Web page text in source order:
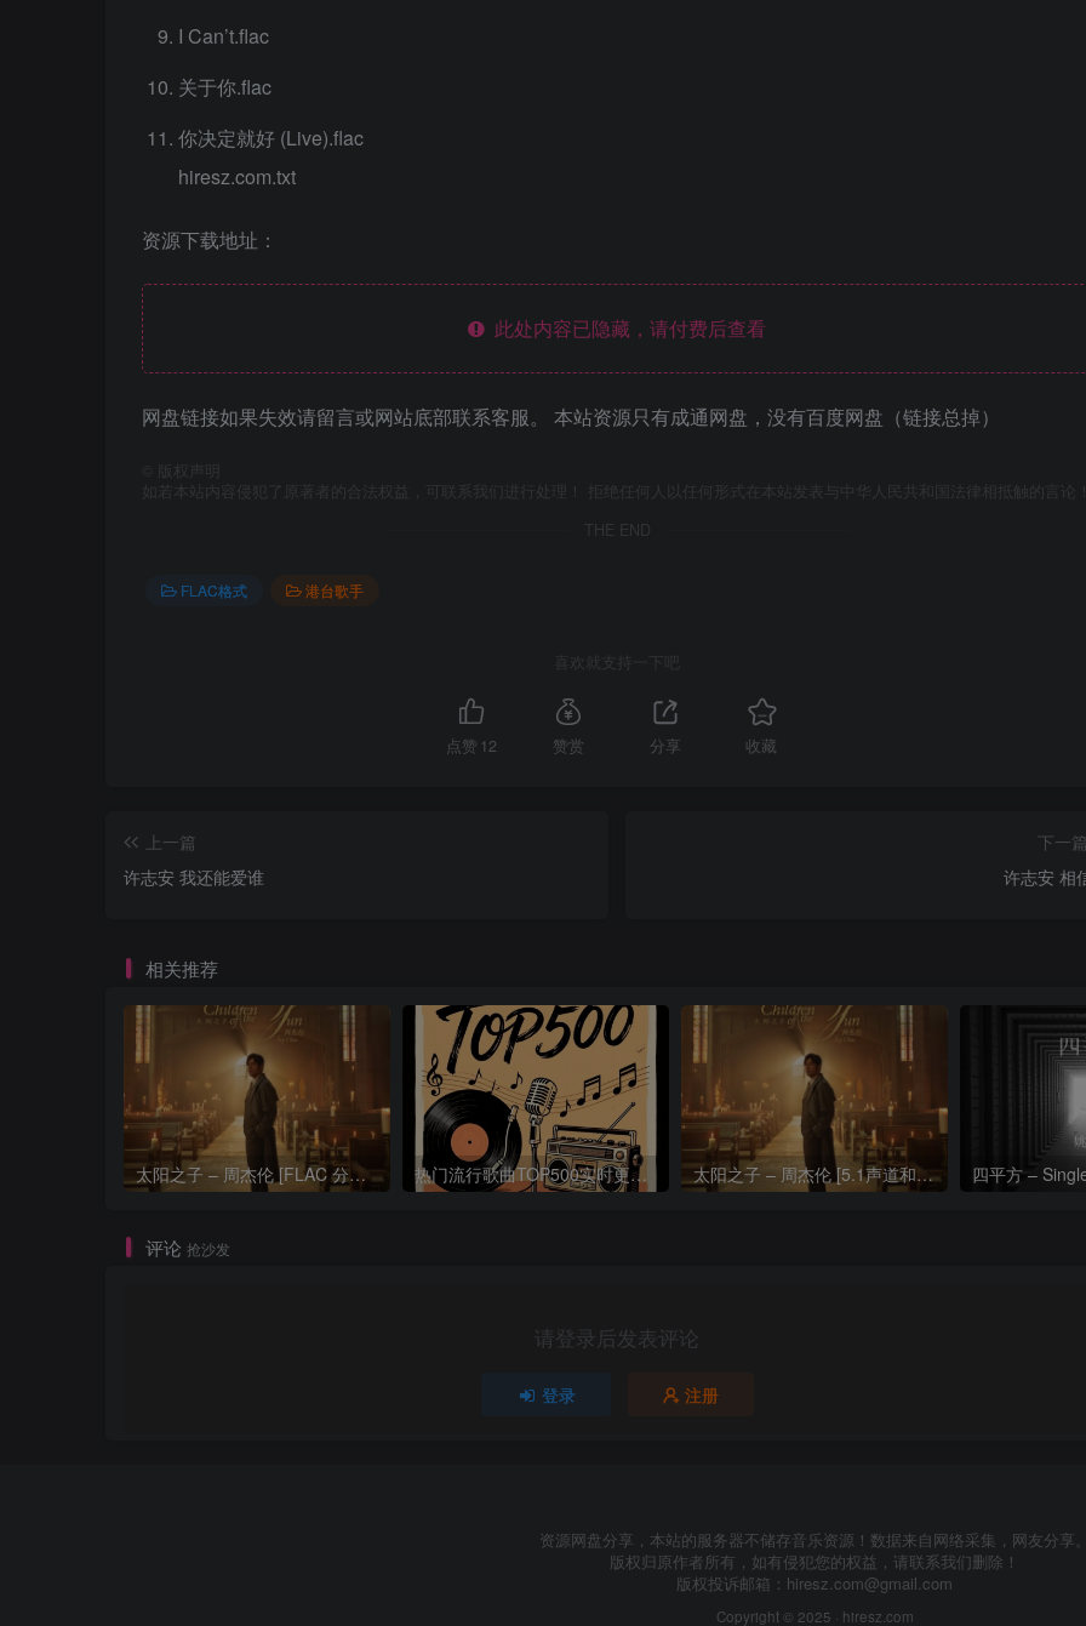
I Can’t.flac
关于你.flac
你决定就好 (Live).flac
hiresz.com.txt
资源下载地址：
此处内容已隐藏，请付费后查看
网盘链接如果失效请留言或网站底部联系客服。 本站资源只有成通网盘，没有百度网盘（链接总掉）
版权声明
如若本站内容侵犯了原著者的合法权益，可联系我们进行处理！ 拒绝任何人以任何形式在本站发表与中华人民共和国法律相抵触的言论
THE END
FLAC格式 港台歌手
喜欢就支持一下吧
点赞 12 赞赏 分享 收藏
上一篇
许志安 我还能爱谁
下一
许志安 相
相关推荐
太阳之子 – 周杰伦 [FLAC 分轨 192Khz 24bit] 热门流行歌曲TOP500实时更新192khz/24bit【母带音质】 太阳之子 – 周杰伦 [5.1声道和192k母带] 四平方 –
评论 抢沙发
请登录后发表评论
登录 注册
资源网盘分享，本站的服务器不储存音乐资源！数据来自网络采集，网友分享
版权归原作者所有，如有侵犯您的权益，请联系我们删除！
版权投诉邮箱： hiresz.com@gmail.com
Copyright © 2025 · hiresz.com